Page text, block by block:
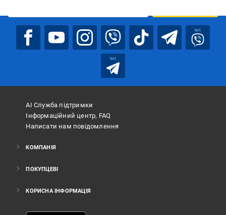
bot
bot
АІ Служба підтримки
Інформаційний центр, FAQ
Написати нам повідомлення
КОМПАНІЯ
ПОКУПЦЕВІ
КОРИСНА ІНФОРМАЦІЯ